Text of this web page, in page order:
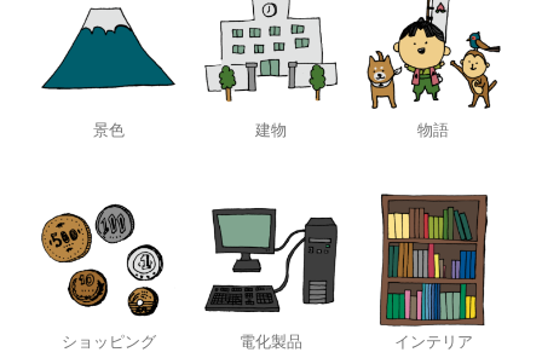
景色 建物 物語
ショッピング 電化製品 インテリア